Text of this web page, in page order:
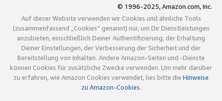
© 1996-2025, Amazon.com, Inc.
Auf dieser Website verwenden wir Cookies und ähnliche Tools
(zusammenfassend „Cookies“ genannt) nur, um Dir Dienstleistungen
anzubieten, einschließlich Deiner Authentifizierung, der Erhaltung
Deiner Einstellungen, der Verbesserung der Sicherheit und der
Bereitstellung von Inhalten. Andere Amazon-Seiten und -Dienste
können Cookies für zusätzliche Zwecke verwenden. Um mehr darüber
zu erfahren, wie Amazon Cookies verwendet, lies bitte die Hinweise
zu Amazon-Cookies.